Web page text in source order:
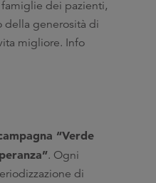
dei pazienti,
della generosità di
migliore. Info
“Verde
. Ogni
di